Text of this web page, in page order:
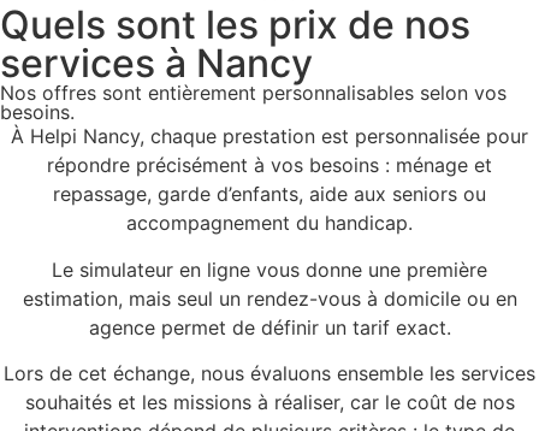
Quels sont les prix de nos
services à Nancy
Nos offres sont entièrement personnalisables selon vos
besoins.
À Helpi Nancy, chaque prestation est personnalisée pour
répondre précisément à vos besoins : ménage et
repassage, garde d’enfants, aide aux seniors ou
accompagnement du handicap.
Le simulateur en ligne vous donne une première
estimation, mais seul un rendez-vous à domicile ou en
agence permet de définir un tarif exact.
Lors de cet échange, nous évaluons ensemble les services
souhaités et les missions à réaliser, car le coût de nos